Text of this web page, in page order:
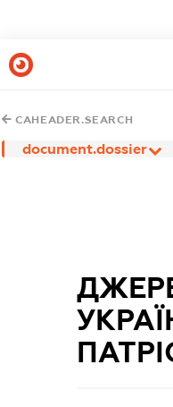
CAHEADER.SEARCH
document.dossier